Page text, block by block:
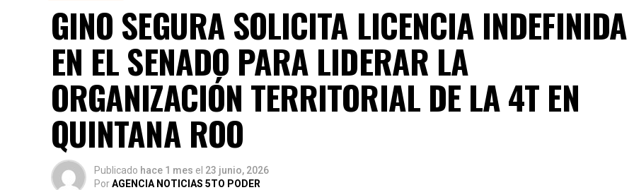
GINO SEGURA SOLICITA LICENCIA INDEFINIDA
EN EL SENADO PARA LIDERAR LA
ORGANIZACIÓN TERRITORIAL DE LA 4T EN
QUINTANA ROO
Publicado hace 1 mes el 23 junio, 2026
PorAGENCIA NOTICIAS 5TO PODER